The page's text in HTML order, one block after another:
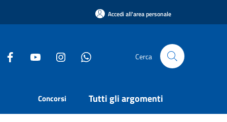
Accedi all'area personale
Cerca
Concorsi Tutti gli argomenti